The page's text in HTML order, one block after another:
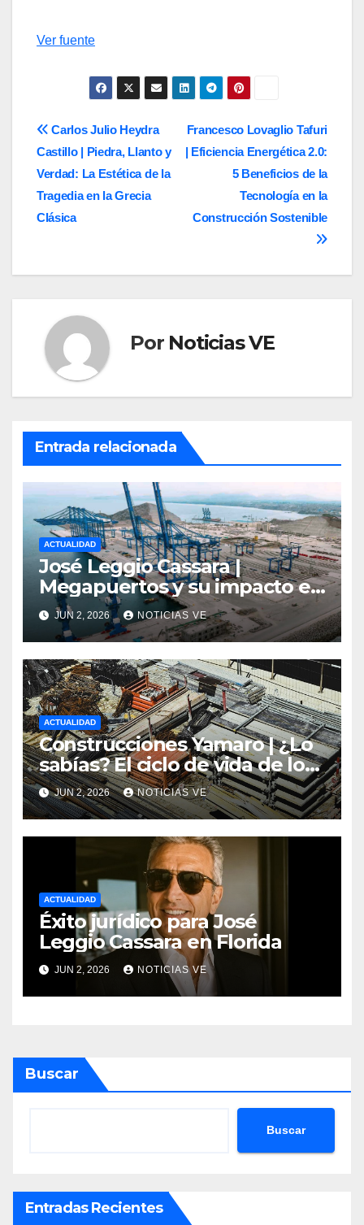
Navegación
entradas
Ver fuente
Navegación
de
entradas
Francesco Lovaglio Tafuri
| Eficiencia Energética 2.0:
5 Beneficios de la
Tecnología en la
Construcción Sostenible
Carlos Julio Heydra
Castillo | Piedra, Llanto y
Verdad: La Estética de la
Tragedia en la Grecia
Clásica
Por Noticias VE
Entrada relacionada
ACTUALIDAD
José Leggio Cassara |
Megapuertos y su impacto en
el turismo y el comercio
global
JUN 2, 2026 NOTICIAS VE
ACTUALIDAD
Construcciones Yamaro | ¿Lo
sabías? El ciclo de vida de los
materiales de construcción
revoluciona eficiencia en
proyectos modernos
JUN 2, 2026 NOTICIAS VE
ACTUALIDAD
Éxito jurídico para José
Leggio Cassara en Florida
JUN 2, 2026 NOTICIAS VE
Buscar
Buscar
Entradas Recientes